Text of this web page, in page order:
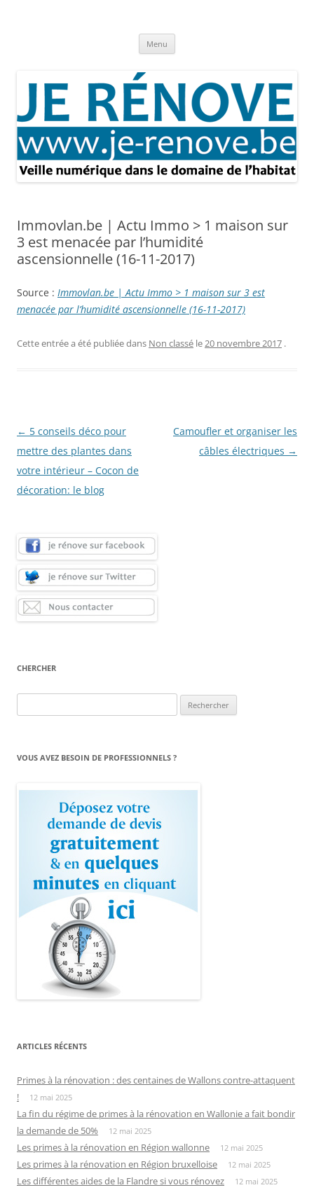
Menu
Immovlan.be | Actu Immo > 1 maison sur
3 est menacée par l’humidité
ascensionnelle (16-11-2017)
Source : Immovlan.be | Actu Immo > 1 maison sur 3 est
menacée par l’humidité ascensionnelle (16-11-2017)
Cette entrée a été publiée dans Non classé le20 novembre 2017 .
Navigation
des
articles
← 5 conseils déco pour
mettre des plantes dans
votre intérieur – Cocon de
décoration: le blog
Camoufler et organiser les
câbles électriques →
CHERCHER
VOUS AVEZ BESOIN DE PROFESSIONNELS ?
ARTICLES RÉCENTS
Primes à la rénovation : des centaines de Wallons contre-attaquent
!
12 mai 2025
La fin du régime de primes à la rénovation en Wallonie a fait bondir
la demande de 50%
12 mai 2025
Les primes à la rénovation en Région wallonne 12 mai 2025
Les primes à la rénovation en Région bruxelloise 12 mai 2025
Les différentes aides de la Flandre si vous rénovez 12 mai 2025